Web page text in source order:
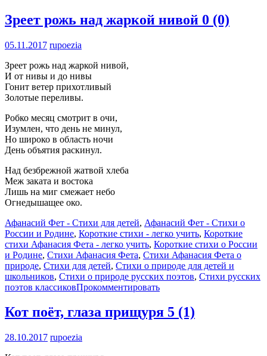
Зреет рожь над жаркой нивой 0 (0)
05.11.2017 rupoezia
Зреет рожь над жаркой нивой,
И от нивы и до нивы
Гонит ветер прихотливый
Золотые переливы.
Робко месяц смотрит в очи,
Изумлен, что день не минул,
Но широко в область ночи
День объятия раскинул.
Над безбрежной жатвой хлеба
Меж заката и востока
Лишь на миг смежает небо
Огнедышащее око.
Афанасий Фет - Стихи для детей, Афанасий Фет - Стихи о
России и Родине, Короткие стихи - легко учить, Короткие
стихи Афанасия Фета - легко учить, Короткие стихи о России
и Родине, Стихи Афанасия Фета, Стихи Афанасия Фета о
природе, Стихи для детей, Стихи о природе для детей и
школьников, Стихи о природе русских поэтов, Стихи русских
поэтов классиковПрокомментировать
Кот поёт, глаза прищуря 5 (1)
28.10.2017 rupoezia